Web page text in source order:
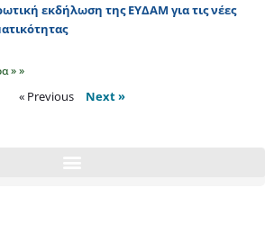
εκδήλωση της ΕΥΔΑΜ για τις νέες
» »
« Previous Next »